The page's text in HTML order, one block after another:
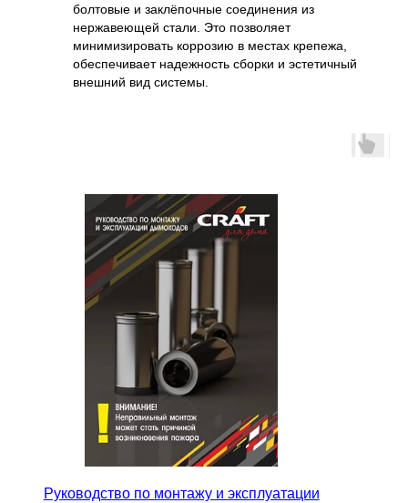
болтовые и заклёпочные соединения из
нержавеющей стали. Это позволяет
минимизировать коррозию в местах крепежа,
обеспечивает надежность сборки и эстетичный
внешний вид системы.
Руководство по монтажу и эксплуатации